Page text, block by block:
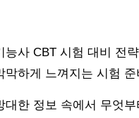
능사 CBT 시험 대비 전
막하게 느껴지는 시험
대한 정보 속에서 무엇